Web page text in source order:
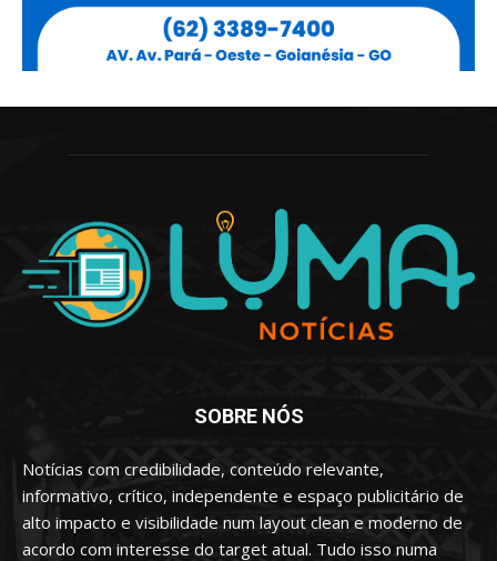
SOBRE NÓS
Notícias com credibilidade, conteúdo relevante,
informativo, crítico, independente e espaço publicitário de
alto impacto e visibilidade num layout clean e moderno de
acordo com interesse do target atual. Tudo isso numa